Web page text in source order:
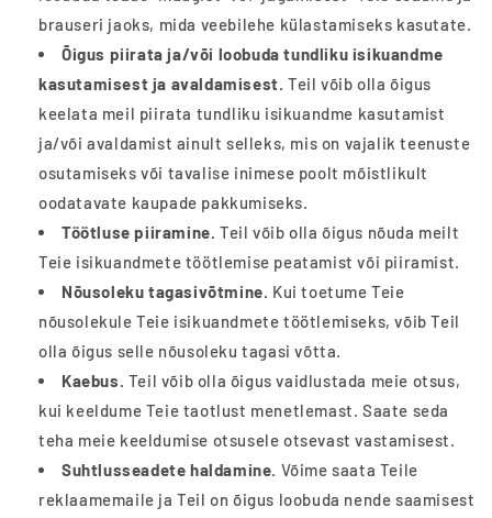
brauseri jaoks, mida veebilehe külastamiseks kasutate.
Õigus piirata ja/või loobuda tundliku isikuandme
kasutamisest ja avaldamisest. Teil võib olla õigus
keelata meil piirata tundliku isikuandme kasutamist
ja/või avaldamist ainult selleks, mis on vajalik teenuste
osutamiseks või tavalise inimese poolt mõistlikult
oodatavate kaupade pakkumiseks.
Töötluse piiramine. Teil võib olla õigus nõuda meilt
Teie isikuandmete töötlemise peatamist või piiramist.
Nõusoleku tagasivõtmine. Kui toetume Teie
nõusolekule Teie isikuandmete töötlemiseks, võib Teil
olla õigus selle nõusoleku tagasi võtta.
Kaebus. Teil võib olla õigus vaidlustada meie otsus,
kui keeldume Teie taotlust menetlemast. Saate seda
teha meie keeldumise otsusele otsevast vastamisest.
Suhtlusseadete haldamine. Võime saata Teile
reklaamemaile ja Teil on õigus loobuda nende saamisest